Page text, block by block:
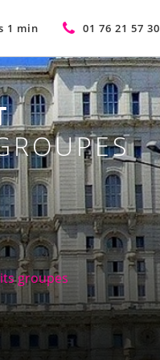
1 min 01 76 21 57 30
groupes